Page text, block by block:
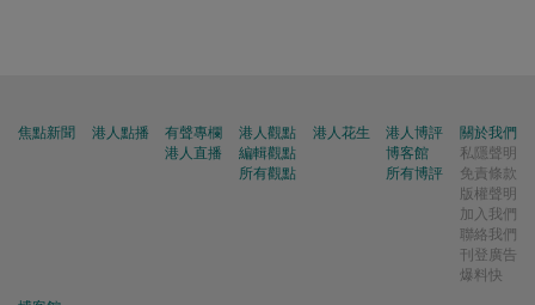
焦點新聞 港人點播
有聲專欄
港人直播
港人觀點
編輯觀點
所有觀點
港人花生
港人博評
博客館
所有博評
關於我們
私隱聲明
免責條款
版權聲明
加入我們
聯絡我們
刊登廣告
爆料快